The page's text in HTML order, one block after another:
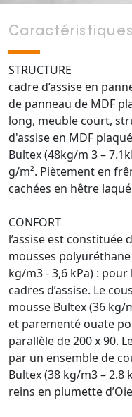
Caractéristiques
STRUCTURE
cadre d’assise en
de panneau de MDF
long, meuble court,
d'assise en MDF
Bultex (48kg/m 3 –
g/m². Piètement en
cachées en hêtre
CONFORT
l’assise est constituée
mousses
kg/m3 - 3,6 kPa) :
cadres d’assise. Le
mousse Bultex (36 kg/
et parementé ouate
parallèle de 200 x 90.
par un ensemble de
Bultex (38 kg/m3 – 2.8
reins en plumette